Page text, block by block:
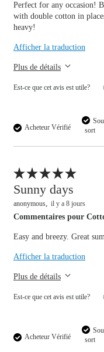
Acheteur Vérifié
sort
Perfect for any occasion!
with double cotton in
heavy!
Afficher la traduction
Plus de détails
Est-ce que cet avis est utile?
Sunny days
il y a 8 jours
anonymous
Acheteur Vérifié
sort
Commentaires pour
Easy and breezy. Great
Afficher la traduction
Plus de détails
Overall size
Est-ce que cet avis est utile?